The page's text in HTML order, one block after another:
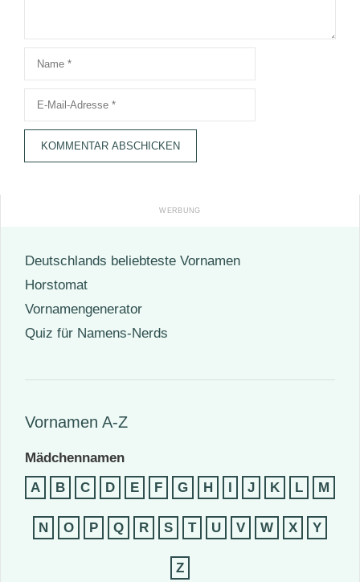
Name
Deutschlands beliebteste Vornamen
Horstomat
Vornamengenerator
Quiz für Namens-Nerds
Vornamen A-Z
Mädchennamen
A
B C D E F G H I J K L M
N O P Q R S T U V W X Y
Z